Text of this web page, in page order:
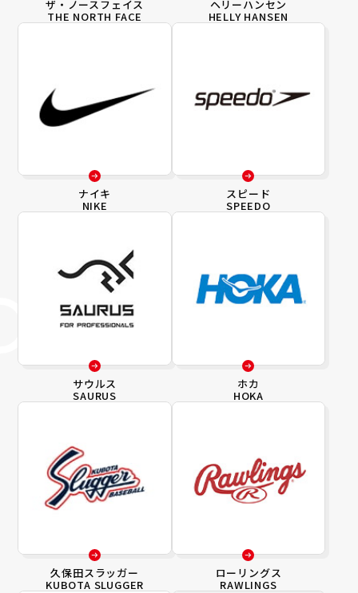
ザ・ノースフェイス
THE NORTH FACE
ヘリーハンセン
HELLY HANSEN
ナイキ
NIKE
スピード
SPEEDO
サウルス
SAURUS
ホカ
HOKA
久保田スラッガー
KUBOTA SLUGGER
ローリングス
RAWLINGS